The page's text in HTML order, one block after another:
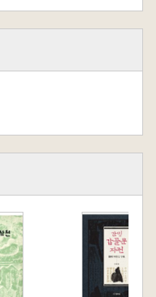
으로 했으므로
람들이 불렀던 지
주 사람들이 불렀
다고 할 수 없는 것
, 로마자로 빌려
, 근현대 제주지